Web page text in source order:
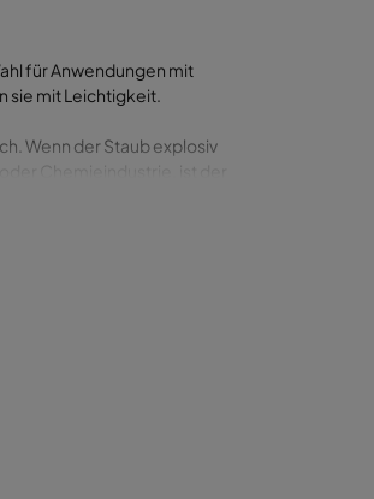
für Anwendungen mit
sie mit Leichtigkeit.
Wenn der Staub explosiv
Chemieindustrie, ist der
bietet. Er nutzt
Bag-in-Bag-out-
entstehen, beispielsweise
ohne BIBO-Wechselsystem
ausgestattet. Dieses ist
Stäube der Kategorie ST2
am